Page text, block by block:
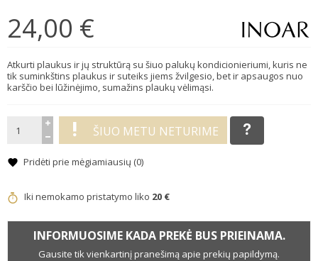
24,00 €
Atkurti plaukus ir jų struktūrą su šiuo palukų kondicionieriumi, kuris ne
tik suminkštins plaukus ir suteiks jiems žvilgesio, bet ir apsaugos nuo
karščio bei lūžinėjimo, sumažins plaukų vėlimąsi.
ŠIUO METU NETURIME
Pridėti prie mėgiamiausių (0)
Iki nemokamo pristatymo liko 20 €
INFORMUOSIME KADA PREKĖ BUS PRIEINAMA.
Gausite tik vienkartinį pranešimą apie prekių papildymą.